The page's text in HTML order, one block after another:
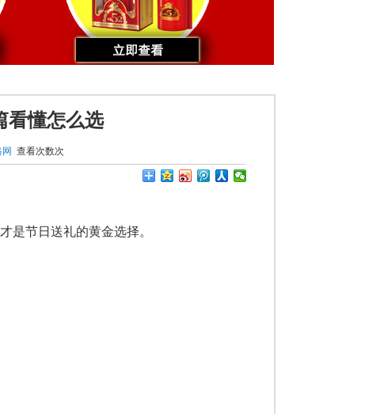
看懂怎么选
查看次数次
是节日送礼的黄金选择。